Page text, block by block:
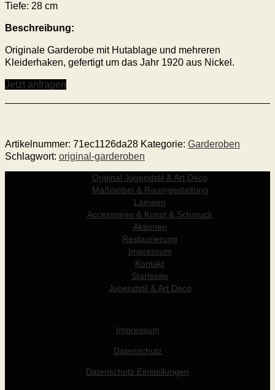
Tiefe: 28 cm
Beschreibung:
Originale Garderobe mit Hutablage und mehreren
Kleiderhaken, gefertigt um das Jahr 1920 aus Nickel.
Jetzt anfragen
Artikelnummer: 71ec1126da28 Kategorie: Garderoben
Schlagwort: original-garderoben
Original Jugendstil & Art Déco
Maßmöbel & Raumgestaltung
Lampen
Accessoires & Kunst & Schmuck
Aktionen
Restaurierung
Impressum
Kontakt
Startseite
Jugendstil & Art Deco
Impressum
Datenschutz
Datenschutz Einstellungen